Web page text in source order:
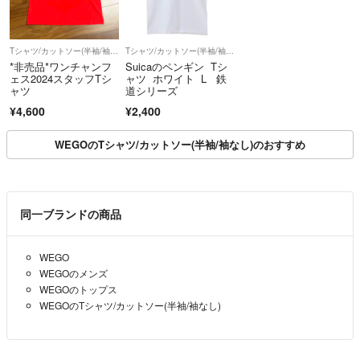
Tシャツ/カットソー(半袖/袖なし)
*非売品*ワンチャンフ
ェス2024スタッフTシ
ャツ
¥4,600
Tシャツ/カットソー(半袖/袖なし)
Suicaのペンギン Tシ
ャツ ホワイト L 鉄
道シリーズ
¥2,400
WEGOのTシャツ/カットソー(半袖/袖なし)のおすすめ
同一ブランドの商品
WEGO
WEGOのメンズ
WEGOのトップス
WEGOのTシャツ/カットソー(半袖/袖なし)